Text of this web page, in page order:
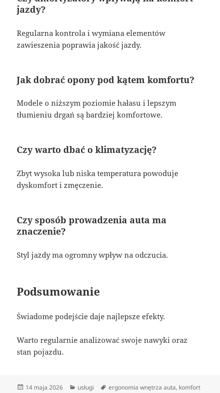
jazdy?
Regularna kontrola i wymiana elementów
zawieszenia poprawia jakość jazdy.
Jak dobrać opony pod kątem komfortu?
Modele o niższym poziomie hałasu i lepszym
tłumieniu drgań są bardziej komfortowe.
Czy warto dbać o klimatyzację?
Zbyt wysoka lub niska temperatura powoduje
dyskomfort i zmęczenie.
Czy sposób prowadzenia auta ma
znaczenie?
Styl jazdy ma ogromny wpływ na odczucia.
Podsumowanie
Świadome podejście daje najlepsze efekty.
Warto regularnie analizować swoje nawyki oraz
stan pojazdu.
Data
14 maja 2026 Kategorie
usługi Tagi
ergonomia wnętrza auta, komfort